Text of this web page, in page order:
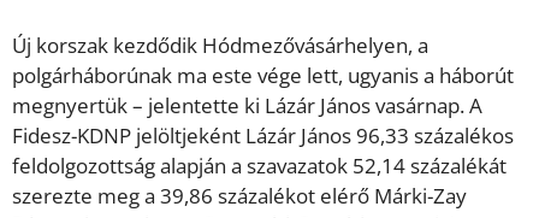
Új korszak kezdődik Hódmezővásárhelyen, a
polgárháborúnak ma este vége lett, ugyanis a háborút
megnyertük – jelentette ki Lázár János vasárnap. A
Fidesz-KDNP jelöltjeként Lázár János 96,33 százalékos
feldolgozottság alapján a szavazatok 52,14 százalékát
szerezte meg a 39,86 százalékot elérő Márki-Zay